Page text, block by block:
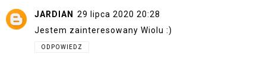
JARDIAN
29 lipca 2020 20:28
Jestem zainteresowany Wiolu :)
ODPOWIEDZ